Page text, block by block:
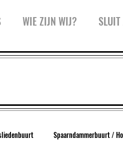
WIE ZIJN WIJ?
Spaarndammerbuurt /